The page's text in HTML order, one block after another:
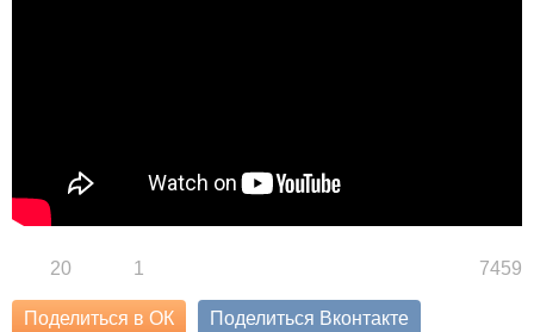
20 1 7459
Поделиться в ОК Поделиться Вконтакте